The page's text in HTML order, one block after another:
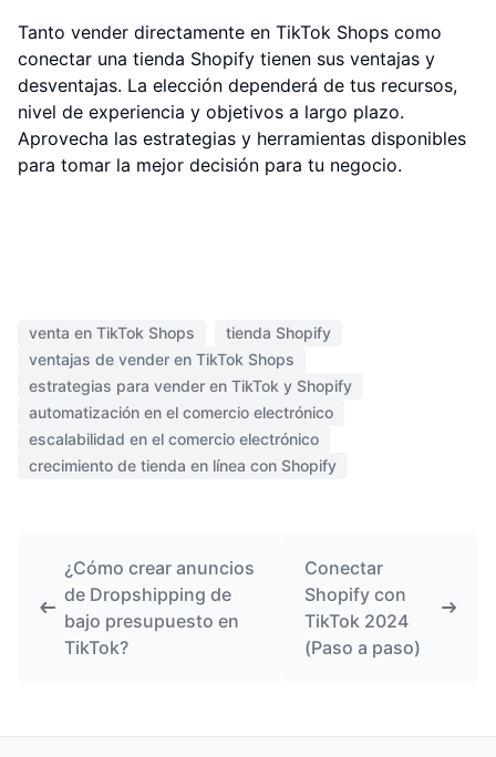
Tanto vender directamente en TikTok Shops como
conectar una tienda Shopify tienen sus ventajas y
desventajas. La elección dependerá de tus recursos,
nivel de experiencia y objetivos a largo plazo.
Aprovecha las estrategias y herramientas disponibles
para tomar la mejor decisión para tu negocio.
venta en TikTok Shops
tienda Shopify
ventajas de vender en TikTok Shops
estrategias para vender en TikTok y Shopify
automatización en el comercio electrónico
escalabilidad en el comercio electrónico
crecimiento de tienda en línea con Shopify
¿Cómo crear anuncios
de Dropshipping de
bajo presupuesto en
TikTok?
Conectar
Shopify con
TikTok 2024
(Paso a paso)